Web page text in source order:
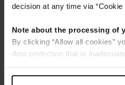
decision at any time via “Cookie
Note about the processing of
By clicking “Allow all cookies”
data protection that is